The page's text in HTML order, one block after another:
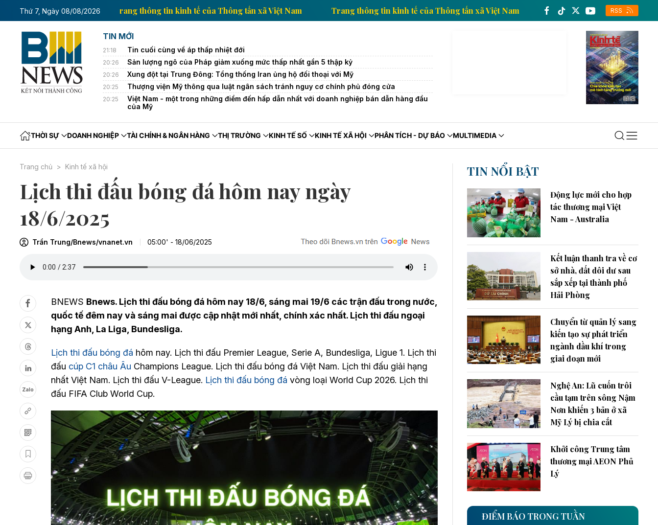
Thứ 7, Ngày 08/08/2026
tế của Thông tấn xã Việt Nam Trang thông tin kinh tế của Thông tấn xã Việt Nam Trang thông tin kinh tế của Thông tấn xã Việt Nam Trang thông tin
RSS
TIN MỚI
21:18 Tin cuối cùng về áp thấp nhiệt đới
20:26 Sản lượng ngô của Pháp giảm xuống mức thấp nhất gần 5 thập kỷ
20:26 Xung đột tại Trung Đông: Tổng thống Iran ủng hộ đối thoại với Mỹ
20:25 Thượng viện Mỹ thông qua luật ngân sách tránh nguy cơ chính phủ đóng cửa
20:25
Việt Nam - một trong những điểm đến hấp dẫn nhất với doanh nghiệp bán dẫn hàng đầu
của Mỹ
THỜI SỰ DOANH NGHIỆP TÀI CHÍNH & NGÂN HÀNG THỊ TRƯỜNG KINH TẾ SỐ KINH TẾ XÃ HỘI PHÂN TÍCH - DỰ BÁO MULTIMEDIA
Trang chủ Kinh tế xã hội
Lịch thi đấu bóng đá hôm nay ngày
18/6/2025
Trần Trung/Bnews/vnanet.vn 05:00' - 18/06/2025
Zalo
BNEWS Bnews. Lịch thi đấu bóng đá hôm nay 18/6, sáng mai 19/6 các trận đấu trong nước,
quốc tế đêm nay và sáng mai được cập nhật mới nhất, chính xác nhất. Lịch thi đấu ngoại
hạng Anh, La Liga, Bundesliga.
Lịch thi đấu bóng đá hôm nay. Lịch thi đấu Premier League, Serie A, Bundesliga, Ligue 1. Lịch thi
đấu cúp C1 châu Âu Champions League. Lịch thi đấu bóng đá Việt Nam. Lịch thi đấu giải hạng
nhất Việt Nam. Lịch thi đấu V-League. Lịch thi đấu bóng đá vòng loại World Cup 2026. Lịch thi
đấu FIFA Club World Cup.
TIN NỔI BẬT
Động lực mới cho hợp
tác thương mại Việt
Nam - Australia
Kết luận thanh tra về cơ
sở nhà, đất dôi dư sau
sắp xếp tại thành phố
Hải Phòng
Chuyển từ quản lý sang
kiến tạo sự phát triển
ngành dầu khí trong
giai đoạn mới
Nghệ An: Lũ cuốn trôi
cầu tạm trên sông Nậm
Nơn khiến 3 bản ở xã
Mỹ Lý bị chia cắt
Khởi công Trung tâm
thương mại AEON Phủ
Lý
ĐIỂM BÁO TRONG TUẦN